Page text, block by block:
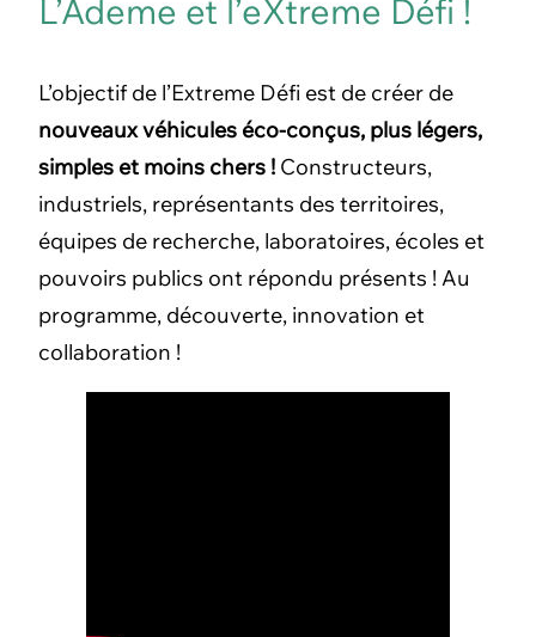
L’Ademe et l’eXtreme Défi !
L’objectif de l’Extreme Défi est de créer de
nouveaux véhicules éco-conçus, plus légers,
simples et moins chers ! Constructeurs,
industriels, représentants des territoires,
équipes de recherche, laboratoires, écoles et
pouvoirs publics ont répondu présents ! Au
programme, découverte, innovation et
collaboration !